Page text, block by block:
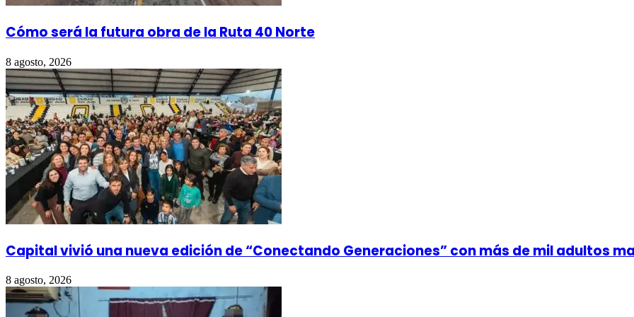
Cómo será la futura obra de la Ruta 40 Norte
8 agosto, 2026
Capital vivió una nueva edición de “Conectando Generaciones” con más de mil adultos
8 agosto, 2026